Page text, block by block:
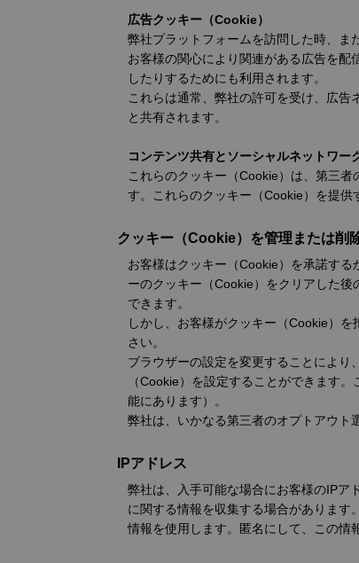
広告クッキー（Cookie）
弊社プラットフォームを訪問した時、ま
お客様の関心により関連がある広告を
したりするためにも利用されます。
これらは通常、弊社の許可を受け、広
と共有されます。
コンテンツ共有とソーシャルネットワ
これらのクッキー（Cookie）は、第三
す。これらのクッキー（Cookie）を提供
クッキー（Cookie）を管理または削
お客様はクッキー（Cookie）を承諾す
ーのクッキー（Cookie）をクリアした
できます。
しかし、お客様がクッキー（Cookie）
さい。
ブラウザーの設定を変更することによ
（Cookie）を設定することができます
能にあります）。
弊社は、いかなる第三者のオプトアウト
IPアドレス
弊社は、入手可能な場合にお客様のIPア
に関する情報を収集する場合がありま
情報を使用します。匿名にして、この情